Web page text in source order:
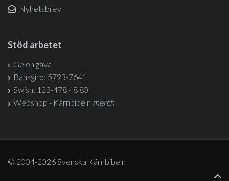
Nyhetsbrev
Stöd arbetet
Ge en gåva
Bankgiro: 5793-7641
Swish: 123-478 48 80
Webshop - Kärnbibeln merch
© 2004-2026 Svenska Kärnbibeln